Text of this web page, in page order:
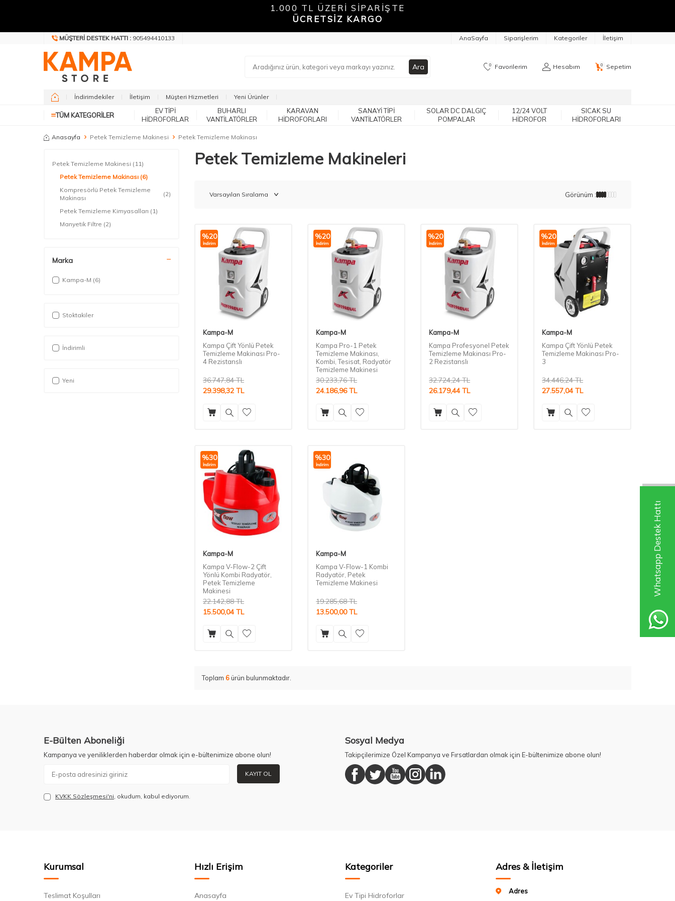
Whatsapp Destek Hattı
1.000 TL ÜZERİ SİPARİŞTE
ÜCRETSİZ KARGO
MÜŞTERI DESTEK HATTI : 905494410133 AnaSayfa Siparişlerim Kategoriler İletişim
Ara 0 Favorilerim Hesabım 0 Sepetim
İndirimdekiler İletişim Müşteri Hizmetleri Yeni Ürünler
TÜM KATEGORILER
EV TIPI
HIDROFORLAR
BUHARLI
VANTILATÖRLER
KARAVAN
HIDROFORLARI
SANAYI TIPI
VANTILATÖRLER
SOLAR DC DALGIÇ
POMPALAR
12/24 VOLT
HIDROFOR
SICAK SU
HIDROFORLARI
Anasayfa Petek Temizleme Makinesi Petek Temizleme Makinası
Petek Temizleme Makinesi (11)
Petek Temizleme Makinası (6)
Kompresörlü Petek Temizleme
Makinası
(2)
Petek Temizleme Kimyasalları (1)
Manyetik Filtre (2)
Marka
Kampa-M (6)
Stoktakiler
İndirimli
Yeni
Petek Temizleme Makineleri
Görünüm :
%20
İndirim
Kampa-M
Kampa Çift Yönlü Petek
Temizleme Makinası Pro-
4 Rezistanslı
36.747,84TL
29.398,32 TL
%20
İndirim
Kampa-M
Kampa Pro-1 Petek
Temizleme Makinası,
Kombi, Tesisat, Radyatör
Temizleme Makinesi
30.233,76TL
24.186,96TL
%20
İndirim
Kampa-M
Kampa Profesyonel Petek
Temizleme Makinası Pro-
2 Rezistanslı
32.724,24TL
26.179,44 TL
%20
İndirim
Kampa-M
Kampa Çift Yönlü Petek
Temizleme Makinası Pro-
3
34.446,24TL
27.557,04 TL
%30
İndirim
Kampa-M
Kampa V-Flow-2 Çift
Yönlü Kombi Radyatör,
Petek Temizleme
Makinesi
22.142,88TL
15.500,04 TL
%30
İndirim
Kampa-M
Kampa V-Flow-1 Kombi
Radyatör, Petek
Temizleme Makinesi
19.285,68TL
13.500,00TL
Toplam 6ürün bulunmaktadır.
E-Bülten Aboneliği
Kampanya ve yeniliklerden haberdar olmak için e-bültenimize abone olun!
KAYIT OL
KVKK Sözleşmesi'ni, okudum, kabul ediyorum.
Sosyal Medya
Takipçilerimize Özel Kampanya ve Fırsatlardan olmak için E-bültenimize abone olun!
Kurumsal
Teslimat Koşulları
Hızlı Erişim
Anasayfa
Kategoriler
Ev Tipi Hidroforlar
Adres & İletişim
Adres